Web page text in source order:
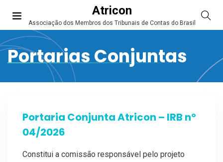
Atricon
Associação dos Membros dos Tribunais de Contas do Brasil
Portarias Conjuntas
Portaria Conjunta Atricon – IRB nº
04/2026
Constitui a comissão responsável pelo projeto